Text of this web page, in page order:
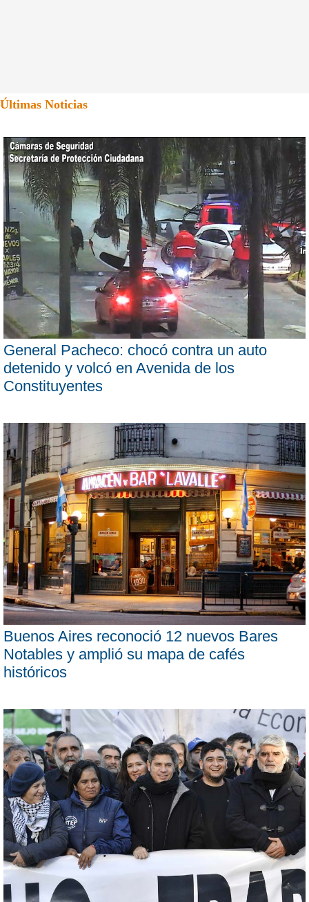
Últimas Noticias
General Pacheco: chocó contra un auto
detenido y volcó en Avenida de los
Constituyentes
Buenos Aires reconoció 12 nuevos Bares
Notables y amplió su mapa de cafés
históricos